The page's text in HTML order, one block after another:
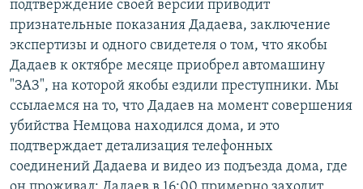
подтверждение своей версии приводит
признательные показания Дадаева, заключение
экспертизы и одного свидетеля о том, что якобы
Дадаев к октябре месяце приобрел автомашину
"ЗАЗ", на которой якобы ездили преступники. Мы
ссылаемся на то, что Дадаев на момент совершения
убийства Немцова находился дома, и это
подтверждает детализация телефонных
соединений Дадаева и видео из подъезда дома, где